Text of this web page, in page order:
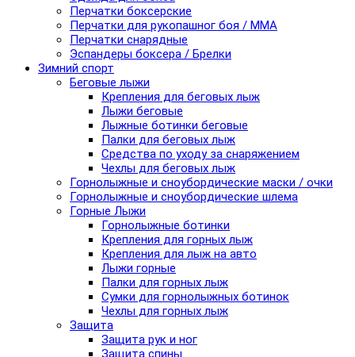
Перчатки боксерские
Перчатки для рукопашног боя / ММА
Перчатки снарядные
Эспандеры боксера / Брелки
Зимний спорт
Беговые лыжи
Крепления для беговых лыж
Лыжи беговые
Лыжные ботинки беговые
Палки для беговых лыж
Средства по уходу за снаряжением
Чехлы для беговых лыж
Горнолыжные и сноубордические маски / очки
Горнолыжные и сноубордические шлема
Горные Лыжи
Горнолыжные ботинки
Крепления для горных лыж
Крепления для лыж на авто
Лыжи горные
Палки для горных лыж
Сумки для горнолыжных ботинок
Чехлы для горных лыж
Защита
Защита рук и ног
Защита спины